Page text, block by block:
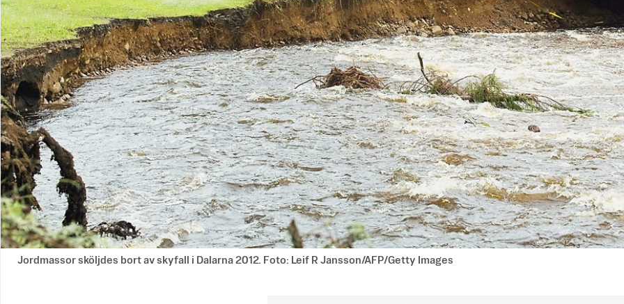
Jordmassor sköljdes bort av skyfall i Dalarna 2012. Foto: Leif R Jansson/AFP/Getty Images